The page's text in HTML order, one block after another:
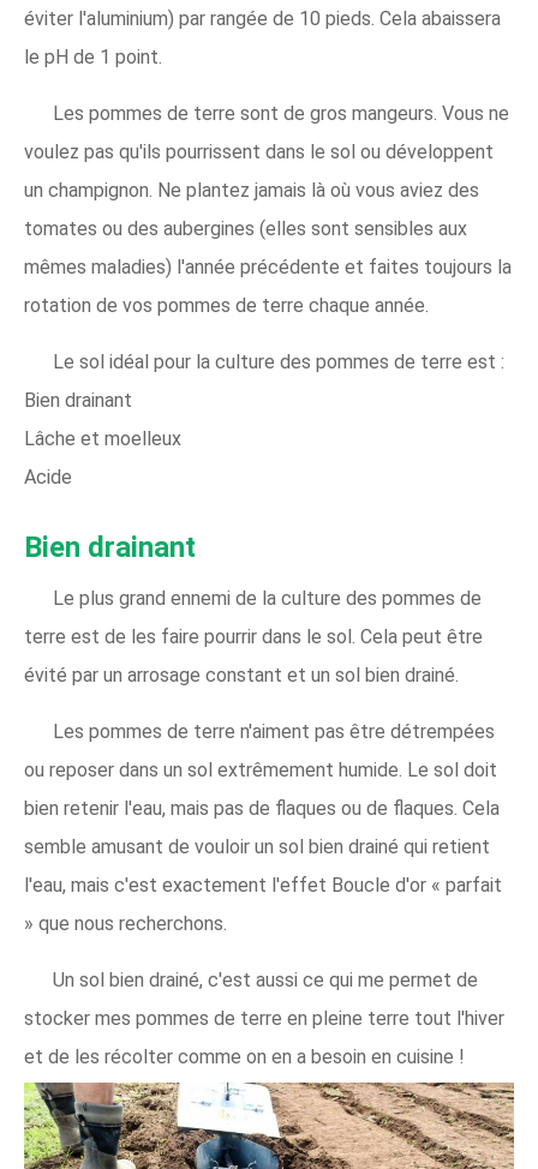
éviter l'aluminium) par rangée de 10 pieds. Cela abaissera
le pH de 1 point.
Les pommes de terre sont de gros mangeurs. Vous ne
voulez pas qu'ils pourrissent dans le sol ou développent
un champignon. Ne plantez jamais là où vous aviez des
tomates ou des aubergines (elles sont sensibles aux
mêmes maladies) l'année précédente et faites toujours la
rotation de vos pommes de terre chaque année.
Le sol idéal pour la culture des pommes de terre est :
Bien drainant
Lâche et moelleux
Acide
Bien drainant
Le plus grand ennemi de la culture des pommes de
terre est de les faire pourrir dans le sol. Cela peut être
évité par un arrosage constant et un sol bien drainé.
Les pommes de terre n'aiment pas être détrempées
ou reposer dans un sol extrêmement humide. Le sol doit
bien retenir l'eau, mais pas de flaques ou de flaques. Cela
semble amusant de vouloir un sol bien drainé qui retient
l'eau, mais c'est exactement l'effet Boucle d'or « parfait
» que nous recherchons.
Un sol bien drainé, c'est aussi ce qui me permet de
stocker mes pommes de terre en pleine terre tout l'hiver
et de les récolter comme on en a besoin en cuisine !